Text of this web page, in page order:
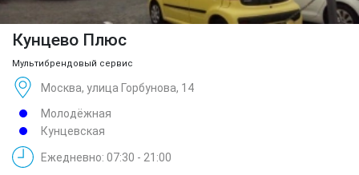
Кунцево Плюс
Мультибрендовый сервис
Москва, улица Горбунова, 14
Молодёжная
Кунцевская
Ежедневно: 07:30 - 21:00